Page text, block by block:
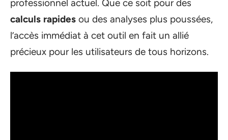
professionnel actuel. Que ce soit pour des
calculs rapides ou des analyses plus poussées,
l’accès immédiat à cet outil en fait un allié
précieux pour les utilisateurs de tous horizons.